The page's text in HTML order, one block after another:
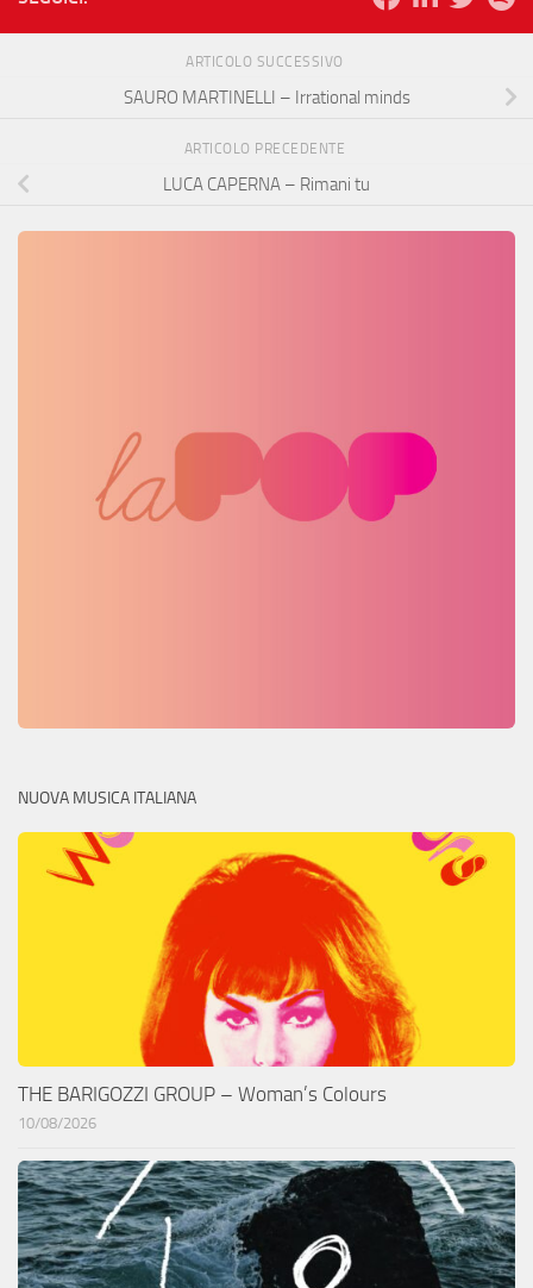
ARTICOLO SUCCESSIVO
SAURO MARTINELLI – Irrational minds
ARTICOLO PRECEDENTE
LUCA CAPERNA – Rimani tu
NUOVA MUSICA ITALIANA
THE BARIGOZZI GROUP – Woman’s Colours
10/08/2026